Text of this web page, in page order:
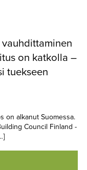
on katkolla –
tuekseen
on alkanut Suomessa.
Council Finland -